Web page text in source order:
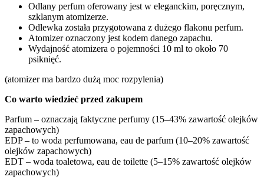
Odlany perfum oferowany jest w eleganckim, poręcznym,
szklanym atomizerze.
Odlewka została przygotowana z dużego flakonu perfum.
Atomizer oznaczony jest kodem danego zapachu.
Wydajność atomizera o pojemności 10 ml to około 70
psiknięć.
(atomizer ma bardzo dużą moc rozpylenia)
Co warto wiedzieć przed zakupem
Parfum – oznaczają faktyczne perfumy (15–43% zawartość olejków
zapachowych)
EDP – to woda perfumowana, eau de parfum (10–20% zawartość
olejków zapachowych)
EDT – woda toaletowa, eau de toilette (5–15% zawartość olejków
zapachowych)